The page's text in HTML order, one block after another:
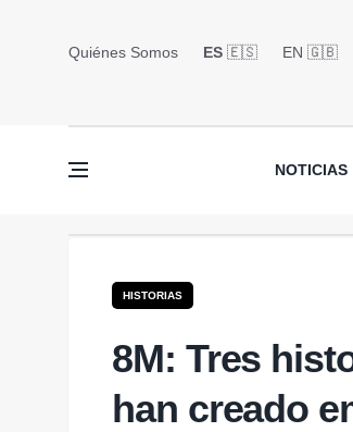
Quiénes Somos ES 🇪🇸 EN 🇬🇧󠁢󠁥󠁮󠁧󠁿
NOTICIAS
HISTORIAS
8M: Tres
han creado